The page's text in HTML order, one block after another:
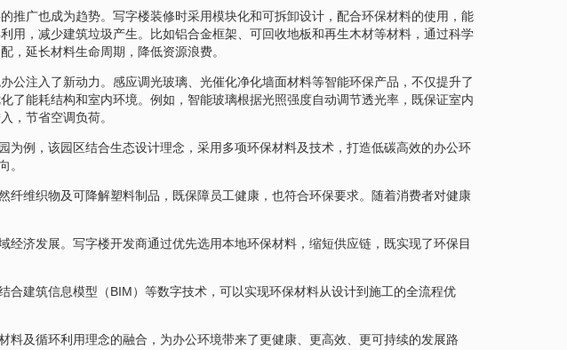
推广也成为趋势。写字楼装修时采用模块化和可拆卸设计，配合环保材料的使用，能
用，减少建筑垃圾产生。比如铝合金框架、可回收地板和再生木材等材料，通过科学
，延长材料生命周期，降低资源浪费。
公注入了新动力。感应调光玻璃、光催化净化墙面材料等智能环保产品，不仅提升了
了能耗结构和室内环境。例如，智能玻璃根据光照强度自动调节透光率，既保证室内
，节省空调负荷。
例，该园区结合生态设计理念，采用多项环保材料及技术，打造低碳高效的办公环
。
维织物及可降解塑料制品，既保障员工健康，也符合环保要求。随着消费者对健康
济发展。写字楼开发商通过优先选用本地环保材料，缩短供应链，既实现了环保目
建筑信息模型（BIM）等数字技术，可以实现环保材料从设计到施工的全流程优
及循环利用理念的融合，为办公环境带来了更健康、更高效、更可持续的发展路